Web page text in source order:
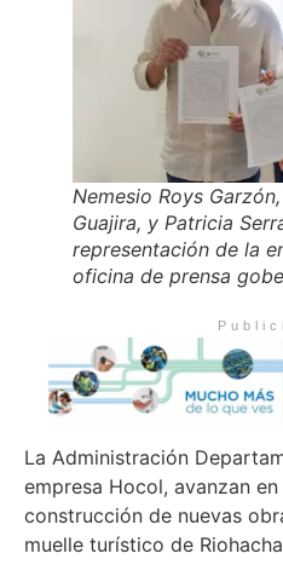
Nemesio Roys
Guajira, y Patricia
representación de la
oficina de prensa
La Administración
empresa Hocol, avanzan
construcción de nuevas
muelle turístico de